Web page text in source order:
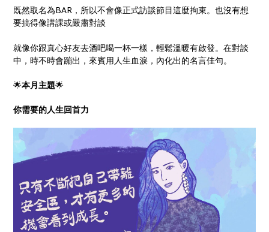
既然取名為BAR，所以不會像正式訪談節目這麼拘束。也沒有想
要搞得像講課或嚴肅對談
就像你跟真心好友去酒吧喝一杯一樣，輕鬆溫暖有啟發。在對談
中，時不時會蹦出，來賓用人生血淚，內化出的名言佳句。
🌟本月主題🌟
你需要的人生回首力